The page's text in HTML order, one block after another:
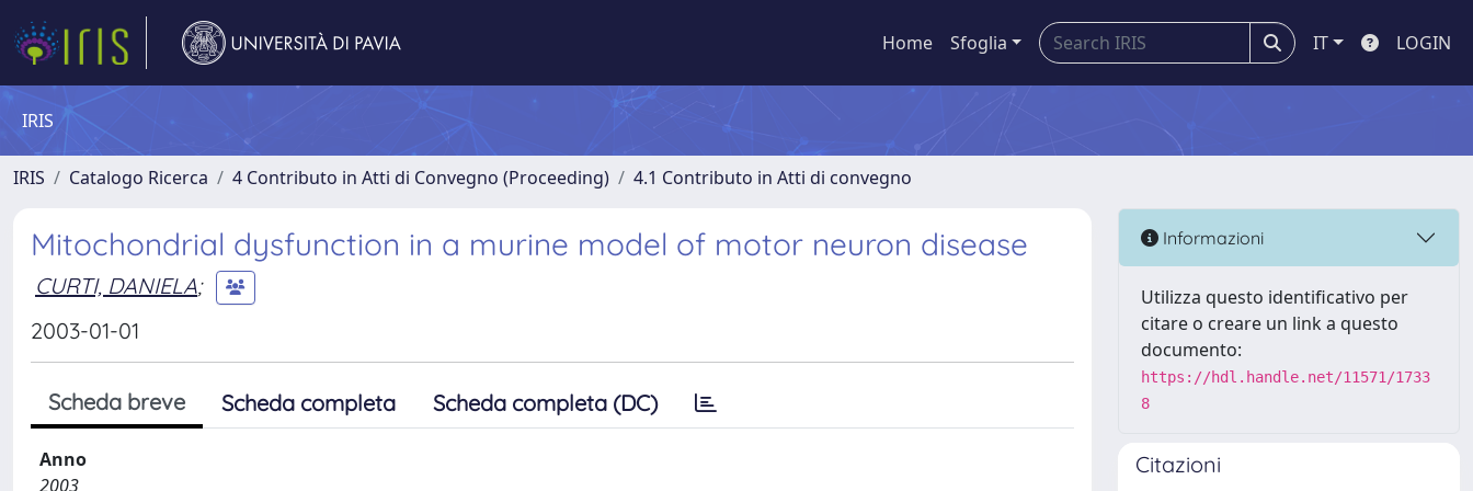
Home Sfoglia IT LOGIN
IRIS
IRIS Catalogo Ricerca 4 Contributo in Atti di Convegno (Proceeding) 4.1 Contributo in Atti di convegno
Mitochondrial dysfunction in a murine model of motor neuron disease
CURTI, DANIELA;
2003-01-01
Scheda breve Scheda completa Scheda completa (DC)
Anno
2003
Informazioni
Utilizza questo identificativo per
citare o creare un link a questo
documento:
https://hdl.handle.net/11571/1733
8
Citazioni